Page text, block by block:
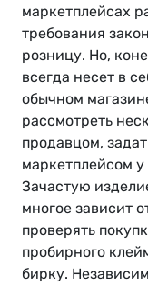
маркетплейсах
требования
розницу. Но,
всегда несет в
обычном
рассмотреть
продавцом,
маркетплейсом у
Зачастую
многое зависит
проверять
пробирного
бирку.